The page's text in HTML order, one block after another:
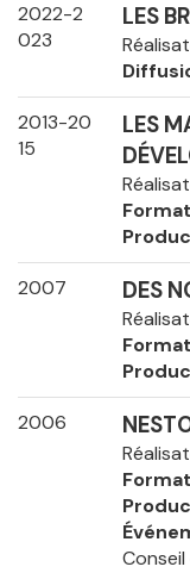
2022-2
023
LES
2013-20
15
LES
Format
2007 DES
Format
2006
Format